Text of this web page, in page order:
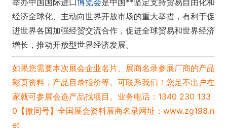
举办中国国际进口博览会是中国**坚定支持贸易自由化和
经济全球化、主动向世界开放市场的重大举措，有利于促
进世界各国加强经贸交流合作，促进全球贸易和世界经济
增长，推动开放型世界经济发展。
如果您需要本次展会企业名片、展商名录参展厂商的产品
彩页资料，产品目录报价等。可联系我们！您足不出户在
家就可参展会选产品找项目。业务电话：1340 230 133
0【微同号】全国展会资料展商名录网址： www.zg198.n
et